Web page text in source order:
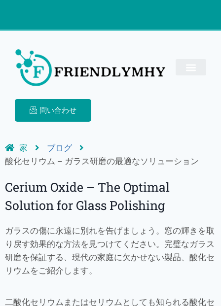
問い合わせ
家
ブログ
酸化セリウム – ガラス研磨の最適なソリューション
Cerium Oxide – The Optimal
Solution for Glass Polishing
ガラスの傷に永遠に別れを告げましょう。窓の輝きを取
り戻す効果的な方法を見つけてください。完璧なガラス
研磨を保証する、現代の家庭に欠かせない製品、酸化セ
リウムをご紹介します。
二酸化セリウムまたはセリウムとしても知られる酸化セ